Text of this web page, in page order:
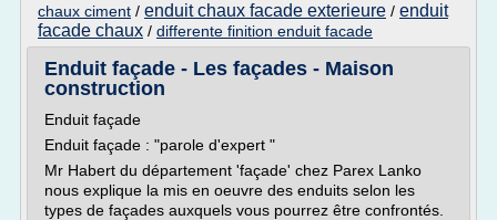
chaux ciment / enduit chaux facade exterieure / enduit
facade chaux / differente finition enduit facade
Enduit façade - Les façades - Maison
construction
Enduit façade
Enduit façade : "parole d'expert "
Mr Habert du département 'façade' chez Parex Lanko
nous explique la mis en oeuvre des enduits selon les
types de façades auxquels vous pourrez être confrontés.